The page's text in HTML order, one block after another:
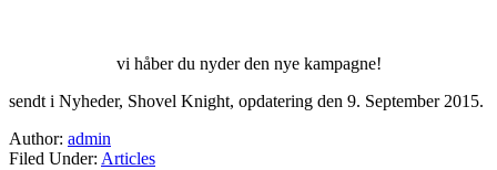
vi håber du nyder den nye kampagne!
sendt i Nyheder, Shovel Knight, opdatering den 9. September 2015.
Author: admin
Filed Under: Articles